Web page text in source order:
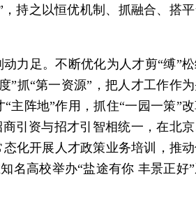
持之以恒优机制、抓融合、搭平
力足。不断优化为人才剪“缚”
”抓“第一资源”，把人才工作作
主阵地”作用，抓住“一园一策”
引资与招才引智相统一，在北
化开展人才政策业务培训，推
名高校举办“盐途有你 丰景正好”